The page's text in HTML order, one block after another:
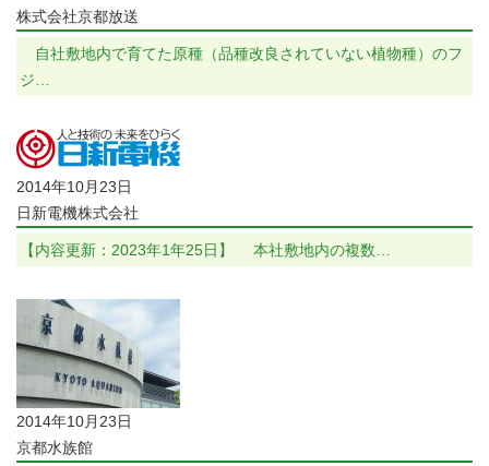
株式会社京都放送
自社敷地内で育てた原種（品種改良されていない植物種）のフ
ジ…
2014年10月23日
日新電機株式会社
【内容更新：2023年1年25日】 本社敷地内の複数…
2014年10月23日
京都水族館